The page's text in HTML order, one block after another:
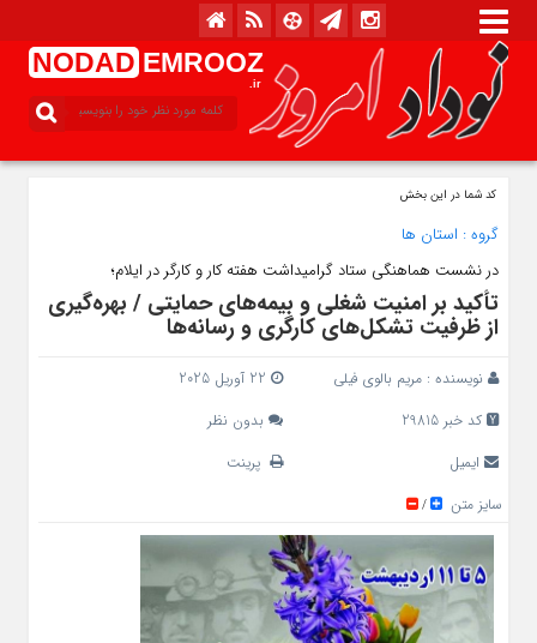
NODAD EMROOZ
.ir
کد شما در این بخش
گروه : استان ها
در نشست هماهنگی ستاد گرامیداشت هفته کار و کارگر در ایلام؛
تأکید بر امنیت شغلی و بیمه‌های حمایتی / بهره‌گیری
از ظرفیت تشکل‌های کارگری و رسانه‌ها
نویسنده : مریم بالوی فیلی
کد خبر 29815
بدون نظر
ایمیل
پرینت
سایز متن
/